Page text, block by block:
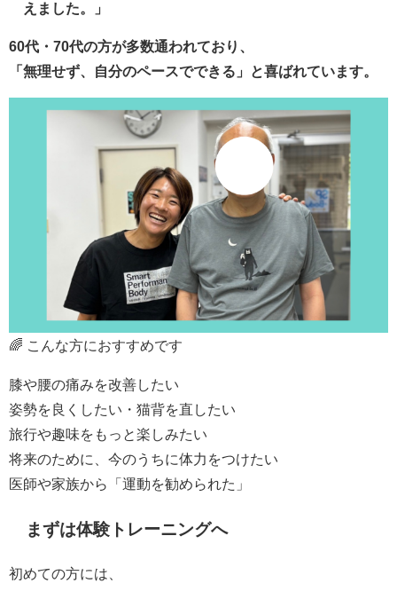
えました。」
60代・70代の方が多数通われており、
「無理せず、自分のペースでできる」と喜ばれています。
🌈 こんな方におすすめです
膝や腰の痛みを改善したい
姿勢を良くしたい・猫背を直したい
旅行や趣味をもっと楽しみたい
将来のために、今のうちに体力をつけたい
医師や家族から「運動を勧められた」
まずは体験トレーニングへ
初めての方には、